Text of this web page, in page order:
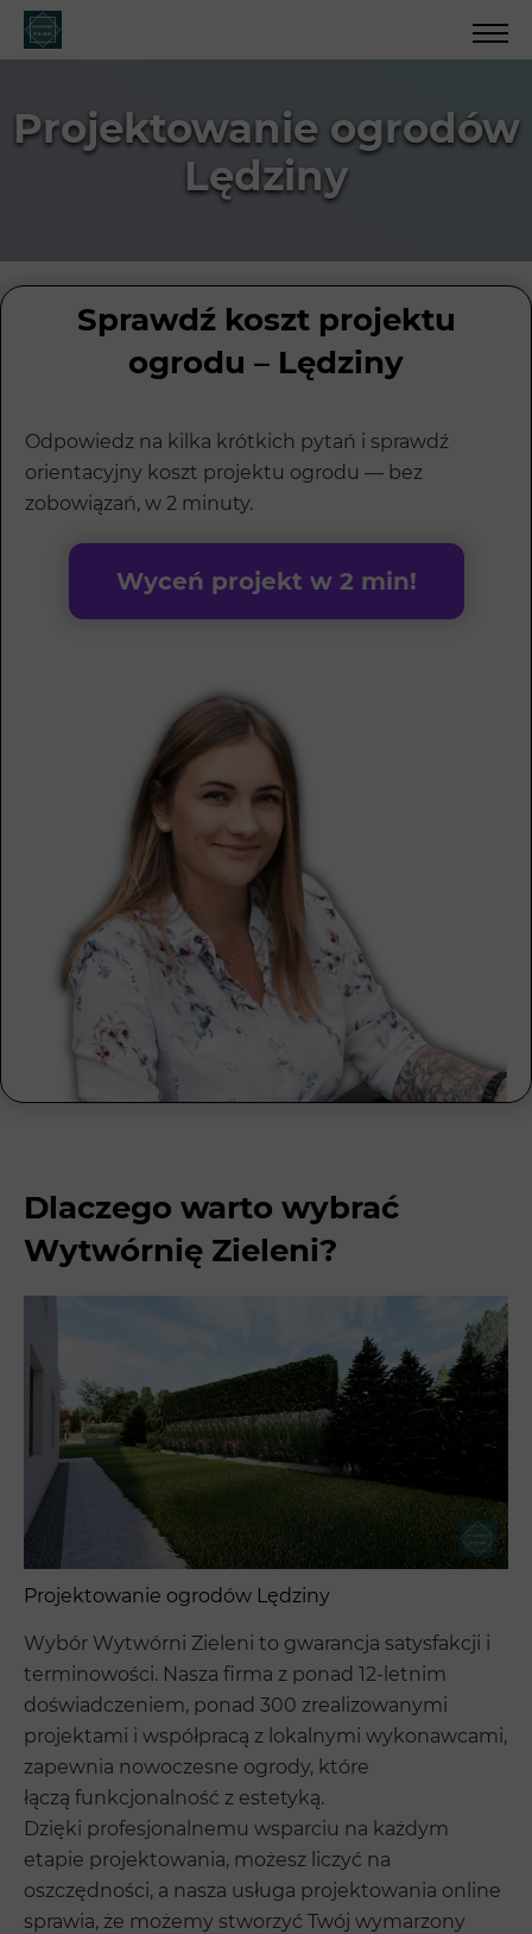
Projektowanie ogrodów
Lędziny
Sprawdź koszt projektu
ogrodu – Lędziny
Odpowiedz na kilka krótkich pytań i sprawdź
orientacyjny koszt projektu ogrodu — bez
zobowiązań, w 2 minuty.
Wyceń projekt w 2 min!
Dlaczego warto wybrać
Wytwórnię Zieleni?
Projektowanie ogrodów Lędziny
Wybór Wytwórni Zieleni to gwarancja satysfakcji i
terminowości. Nasza firma z ponad 12-letnim
doświadczeniem, ponad 300 zrealizowanymi
projektami i współpracą z lokalnymi wykonawcami,
zapewnia nowoczesne ogrody, które
łączą funkcjonalność z estetyką.
Dzięki profesjonalnemu wsparciu na każdym
etapie projektowania, możesz liczyć na
oszczędności, a nasza usługa projektowania online
sprawia, że możemy stworzyć Twój wymarzony